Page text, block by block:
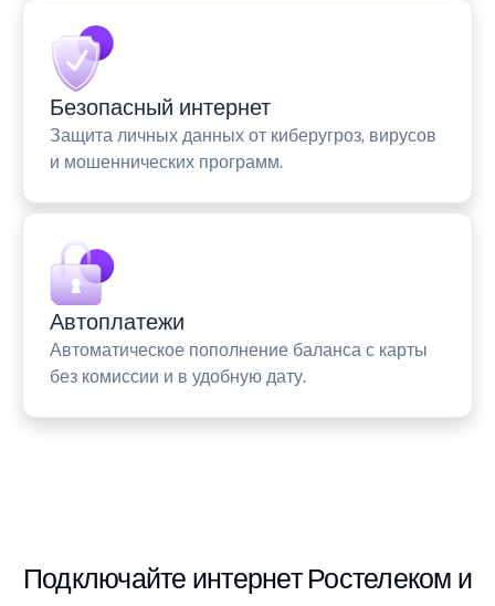
Безопасный интернет
Защита личных данных от киберугроз, вирусов
и мошеннических программ.
Автоплатежи
Автоматическое пополнение баланса с карты
без комиссии и в удобную дату.
Подключайте интернет Ростелеком и